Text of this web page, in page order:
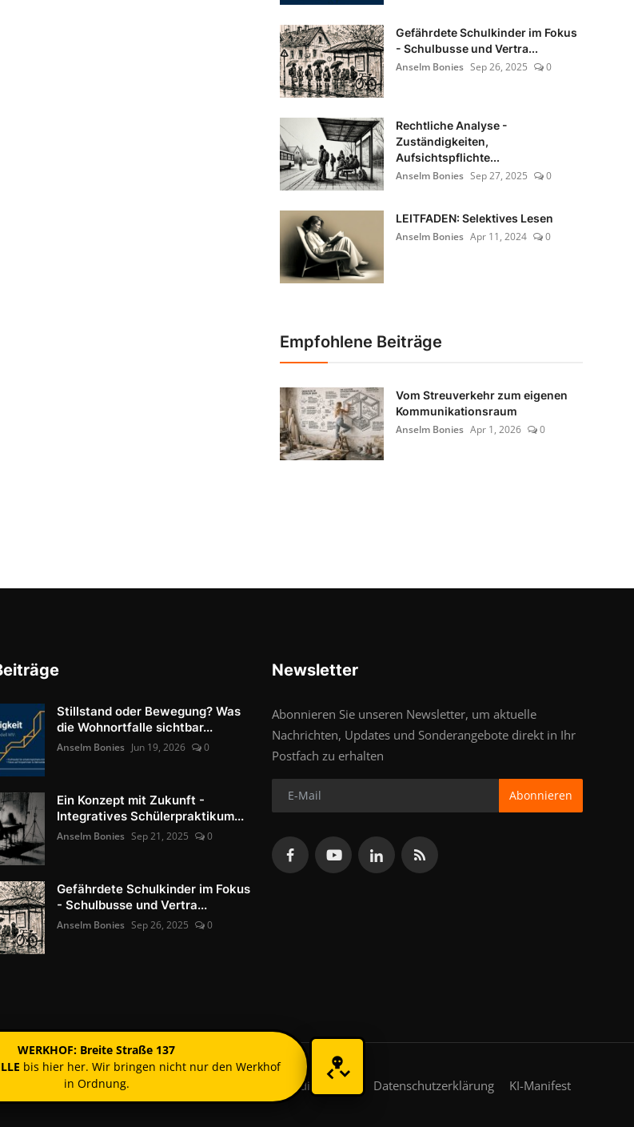
Gefährdete Schulkinder im Fokus
- Schulbusse und Vertra...
Anselm Bonies Sep 26, 2025 0
Rechtliche Analyse -
Zuständigkeiten,
Aufsichtspflichte...
Anselm Bonies Sep 27, 2025 0
LEITFADEN: Selektives Lesen
Anselm Bonies Apr 11, 2024 0
Empfohlene Beiträge
Vom Streuverkehr zum eigenen
Kommunikationsraum
Anselm Bonies Apr 1, 2026 0
Stillstand oder Bewegung? Was
die Wohnortfalle sichtbar...
Anselm Bonies Jun 19, 2026 0
Ein Konzept mit Zukunft -
Integratives Schülerpraktikum...
Anselm Bonies Sep 21, 2025 0
Gefährdete Schulkinder im Fokus
- Schulbusse und Vertra...
Anselm Bonies Sep 26, 2025 0
Newsletter
Abonnieren Sie unseren Newsletter, um aktuelle
Nachrichten, Updates und Sonderangebote direkt in Ihr
Postfach zu erhalten
Abonnieren
Nutzungsbedingungen Datenschutzerklärung KI-Manifest
WERKHOF: Breite Straße 137
bis hier her. Wir bringen nicht nur den Werkhof
in Ordnung.